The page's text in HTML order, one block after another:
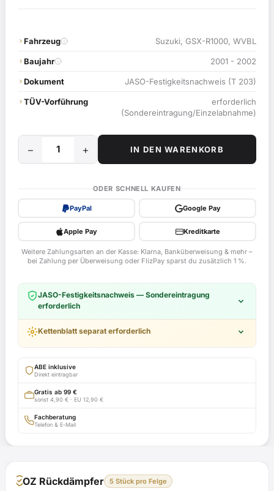
2.511,99 €
2.504,90 €.
Fahrzeug Suzuki, GSX-R1000, WVBL
Baujahr 2001 - 2002
Dokument JASO-Festigkeitsnachweis (T 203)
TÜV-Vorführung
erforderlich
(Sondereintragung/Einzelabnahme)
für
GSX-
R1000,
WVBL,
WVBZ,
2004
ab
Bj.
2001
− + IN DEN WARENKORB
ODER SCHNELL KAUFEN
PayPal Google Pay
Apple Pay Kreditkarte
Weitere Zahlungsarten an der Kasse: Klarna, Banküberweisung & mehr –
bei Zahlung per Überweisung oder FlizPay sparst du zusätzlich 1 %.
JASO-Festigkeitsnachweis — Sondereintragung
erforderlich
Kettenblatt separat erforderlich
ABE inklusive
Direkt eintragbar
Gratis ab 99 €
sonst 4,90 € · EU 12,90 €
Fachberatung
Telefon & E-Mail
verified_userOZ Rückdämpfer 5 Stück pro Felge